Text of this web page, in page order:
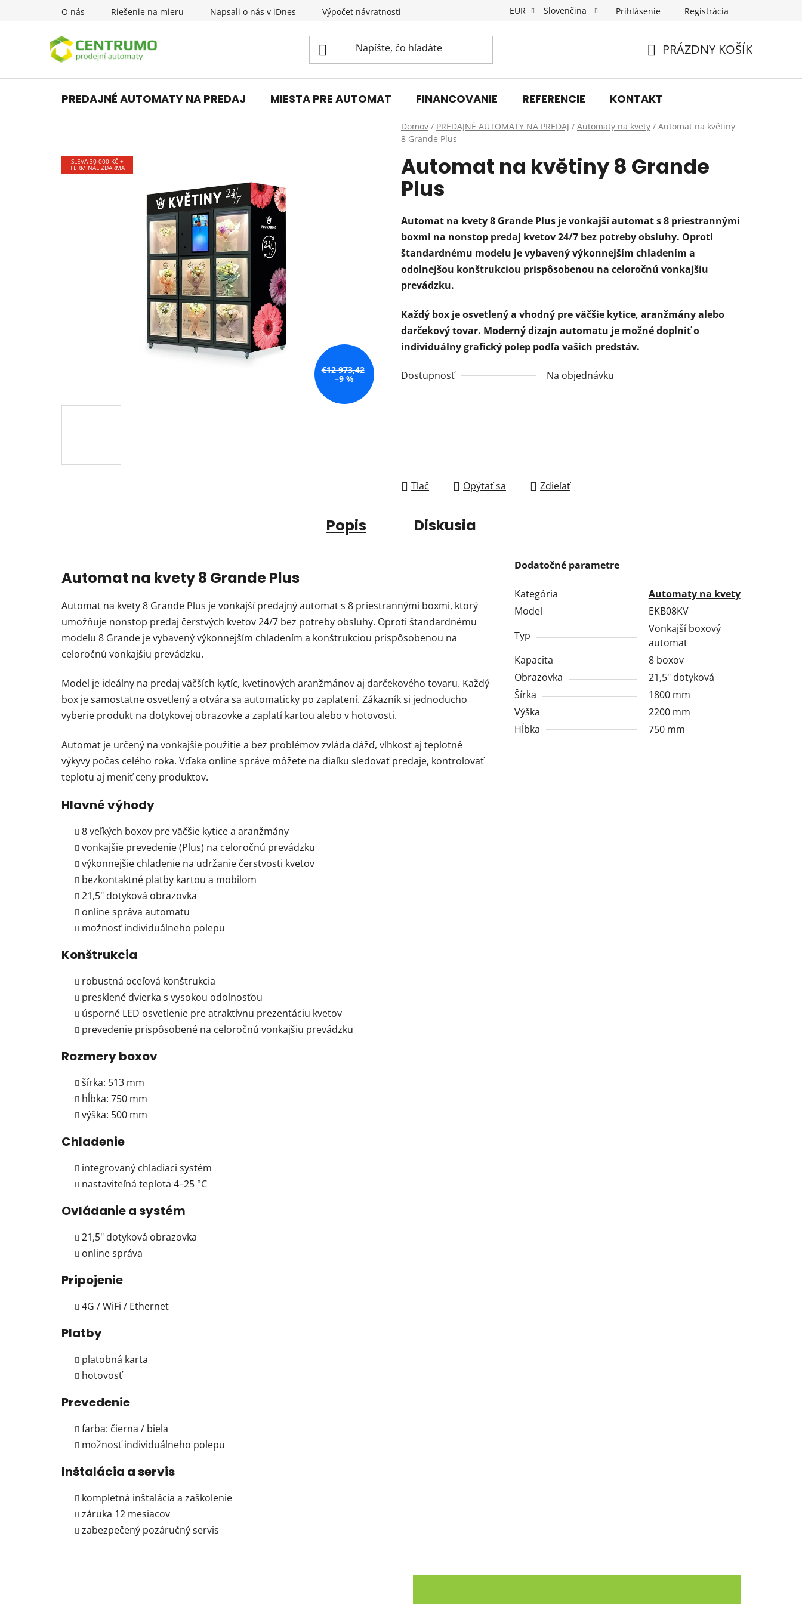
O nás Riešenie na mieru Napsali o nás v iDnes Výpočet návratnosti KONTAKT Obchodné podmienky Podmienky ochrany osobných
EUR Slovenčina Prihlásenie Registrácia
KOŠÍK
PRÁZDNY KOŠÍK
PREDAJNÉ AUTOMATY NA PREDAJ MIESTA PRE AUTOMAT FINANCOVANIE REFERENCIE KONTAKT
Domov / PREDAJNÉ AUTOMATY NA PREDAJ / Automaty na kvety / Automat na květiny
8 Grande Plus
Automat na květiny 8 Grande
Plus
Automat na kvety 8 Grande Plus je vonkajší automat s 8 priestrannými
boxmi na nonstop predaj kvetov 24/7 bez potreby obsluhy. Oproti
štandardnému modelu je vybavený výkonnejším chladením a
odolnejšou konštrukciou prispôsobenou na celoročnú vonkajšiu
prevádzku.
Každý box je osvetlený a vhodný pre väčšie kytice, aranžmány alebo
darčekový tovar. Moderný dizajn automatu je možné doplniť o
individuálny grafický polep podľa vašich predstáv.
Dostupnosť Na objednávku
Tlač Opýtať sa Zdieľať
SLEVA 30 000 KČ +
TERMINÁL ZDARMA
€12 973,42
–9 %
Popis Diskusia
Automat na kvety 8 Grande Plus
Automat na kvety 8 Grande Plus je vonkajší predajný automat s 8 priestrannými boxmi, ktorý
umožňuje nonstop predaj čerstvých kvetov 24/7 bez potreby obsluhy. Oproti štandardnému
modelu 8 Grande je vybavený výkonnejším chladením a konštrukciou prispôsobenou na
celoročnú vonkajšiu prevádzku.
Model je ideálny na predaj väčších kytíc, kvetinových aranžmánov aj darčekového tovaru. Každý
box je samostatne osvetlený a otvára sa automaticky po zaplatení. Zákazník si jednoducho
vyberie produkt na dotykovej obrazovke a zaplatí kartou alebo v hotovosti.
Automat je určený na vonkajšie použitie a bez problémov zvláda dážď, vlhkosť aj teplotné
výkyvy počas celého roka. Vďaka online správe môžete na diaľku sledovať predaje, kontrolovať
teplotu aj meniť ceny produktov.
Hlavné výhody
8 veľkých boxov pre väčšie kytice a aranžmány
vonkajšie prevedenie (Plus) na celoročnú prevádzku
výkonnejšie chladenie na udržanie čerstvosti kvetov
bezkontaktné platby kartou a mobilom
21,5" dotyková obrazovka
online správa automatu
možnosť individuálneho polepu
Konštrukcia
robustná oceľová konštrukcia
presklené dvierka s vysokou odolnosťou
úsporné LED osvetlenie pre atraktívnu prezentáciu kvetov
prevedenie prispôsobené na celoročnú vonkajšiu prevádzku
Rozmery boxov
šírka: 513 mm
hĺbka: 750 mm
výška: 500 mm
Chladenie
integrovaný chladiaci systém
nastaviteľná teplota 4–25 °C
Ovládanie a systém
21,5" dotyková obrazovka
online správa
Pripojenie
4G / WiFi / Ethernet
Platby
platobná karta
hotovosť
Prevedenie
farba: čierna / biela
možnosť individuálneho polepu
Inštalácia a servis
kompletná inštalácia a zaškolenie
záruka 12 mesiacov
zabezpečený pozáručný servis
Dodatočné parametre
Kategória
Automaty na kvety
Model
EKB08KV
Typ
Vonkajší boxový
automat
Kapacita
8 boxov
Obrazovka
21,5" dotyková
Šírka
1800 mm
Výška
2200 mm
Hĺbka
750 mm